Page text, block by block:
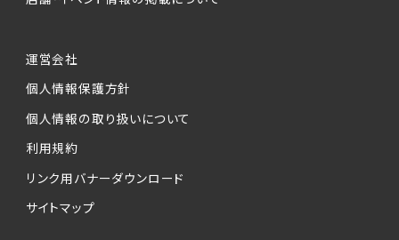
運営会社
個人情報保護方針
個人情報の取り扱いについて
利用規約
リンク用バナーダウンロード
サイトマップ